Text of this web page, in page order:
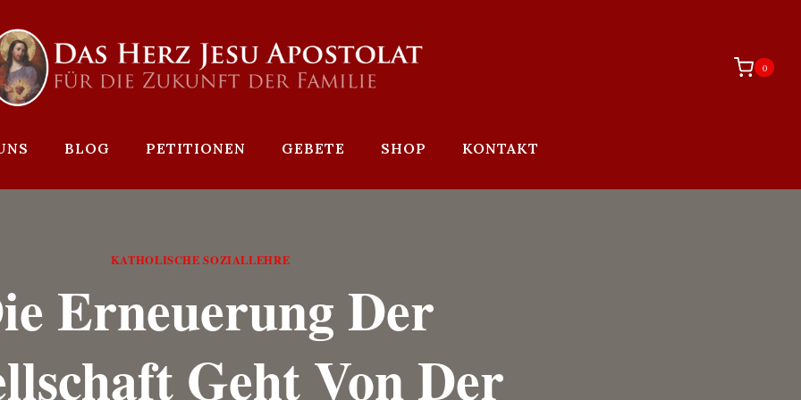
0
BLOG PETITIONEN GEBETE SHOP KONTAKT
KATHOLISCHE SOZIALLEHRE
Erneuerung Der
Geht Von Der